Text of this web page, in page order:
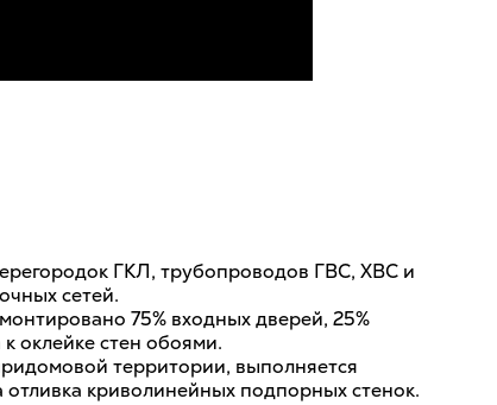
ГКЛ, трубопроводов ГВС, ХВС и
сетей.
75% входных дверей, 25%
оклейке стен обоями.
территории, выполняется
криволинейных подпорных стенок.